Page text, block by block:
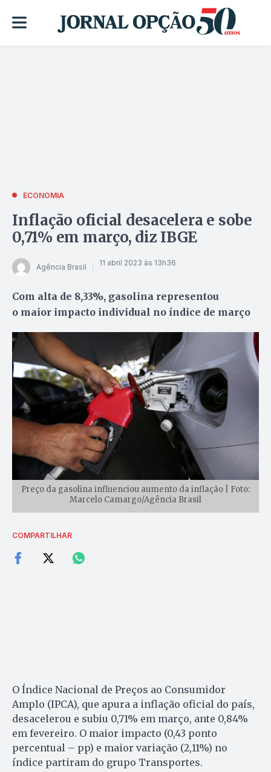
ECONOMIA
Inflação oficial desacelera e sobe
0,71% em março, diz IBGE
Agência Brasil 11 abril 2023 às 13h36
Com alta de 8,33%, gasolina representou
o maior impacto individual no índice de março
Preço da gasolina influenciou aumento da inflação | Foto:
Marcelo Camargo/Agência Brasil
COMPARTILHAR
O Índice Nacional de Preços ao Consumidor
Amplo (IPCA), que apura a inflação oficial do país,
desacelerou e subiu 0,71% em março, ante 0,84%
em fevereiro. O maior impacto (0,43 ponto
percentual – pp) e maior variação (2,11%) no
índice partiram do grupo Transportes.